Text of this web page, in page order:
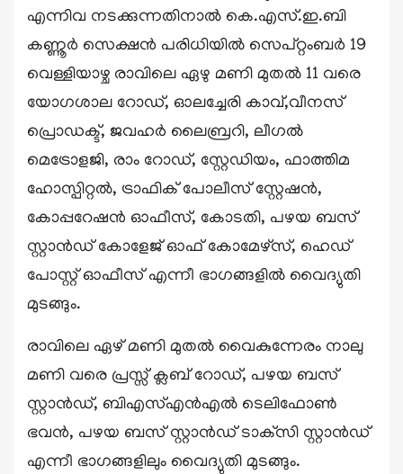
എന്നിവ നടക്കുന്നതിനാല്‍ കെ.എസ്.ഇ.ബി
കണ്ണൂര്‍ സെക്ഷന്‍ പരിധിയില്‍ സെപ്റ്റംബര്‍ 19
വെള്ളിയാഴ്ച രാവിലെ ഏഴു മണി മുതല്‍ 11 വരെ
യോഗശാല റോഡ്, ഓലച്ചേരി കാവ്,വീനസ്
പ്രൊഡക്ട്, ജവഹര്‍ ലൈബ്രറി, ലീഗല്‍
മെട്രോളജി, രാം റോഡ്, സ്റ്റേഡിയം, ഫാത്തിമ
ഹോസ്പിറ്റല്‍, ട്രാഫിക് പോലീസ് സ്റ്റേഷന്‍,
കോപ്പറേഷന്‍ ഓഫീസ്, കോടതി, പഴയ ബസ്
സ്റ്റാന്‍ഡ് കോളേജ് ഓഫ് കോമേഴ്‌സ്, ഹെഡ്
പോസ്റ്റ് ഓഫീസ് എന്നീ ഭാഗങ്ങളില്‍ വൈദ്യുതി
മുടങ്ങും.
രാവിലെ ഏഴ് മണി മുതല്‍ വൈകുന്നേരം നാലു
മണി വരെ പ്രസ്സ് ക്ലബ് റോഡ്, പഴയ ബസ്
സ്റ്റാന്‍ഡ്, ബിഎസ്എന്‍എല്‍ ടെലിഫോണ്‍
ഭവന്‍, പഴയ ബസ് സ്റ്റാന്‍ഡ് ടാക്‌സി സ്റ്റാന്‍ഡ്
എന്നീ ഭാഗങ്ങളിലും വൈദ്യുതി മുടങ്ങും.